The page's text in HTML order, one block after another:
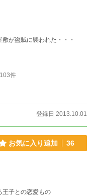
が盗賊に襲われた・・・
件
登録日 2013.10.01
お気に入り追加 36
王子との恋愛もの